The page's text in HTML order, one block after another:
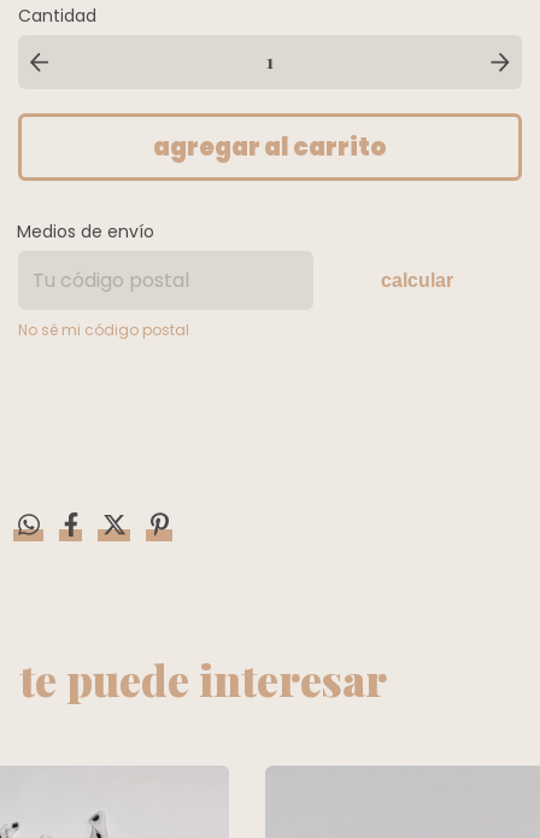
Cantidad
Medios de envío
calcular
No sé mi código postal
te puede interesar